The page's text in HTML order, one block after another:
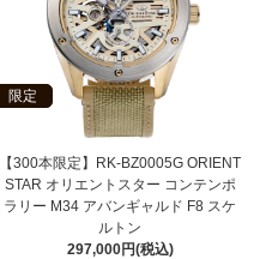
限定
【300本限定】RK-BZ0005G ORIENT
STAR オリエントスター コンテンポ
ラリー M34 アバンギャルド F8 スケ
ルトン
297,000円(税込)